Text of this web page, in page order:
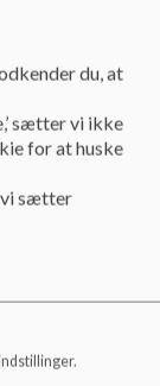
og målrettet en
for hele
for planlægning
Aula – både
introduktion
ud om
du, at
sætter vi ikke
for at huske
vi sætter